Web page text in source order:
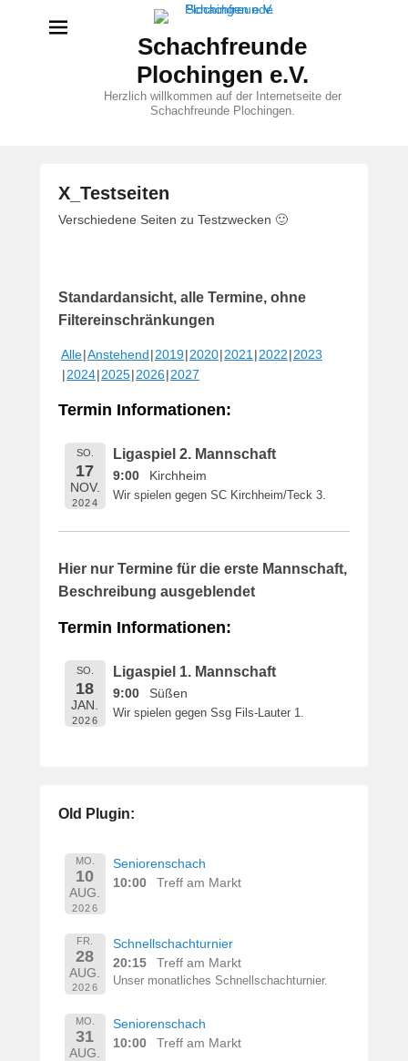
Schachfreunde
Plochingen e.V.
Herzlich willkommen auf der Internetseite der
Schachfreunde Plochingen.
X_Testseiten
V
f
f
n
6
M
a
e
Verschiedene Seiten zu Testzwecken 🙂
Standardansicht, alle Termine, ohne
Filtereinschränkungen
Alle Anstehend 2019 2020 2021 2022 2023
2024 2025 2026 2027
Termin Informationen:
SO.
17
NOV.
2024
Ligaspiel 2. Mannschaft
9:00 Kirchheim
Wir spielen gegen SC Kirchheim/Teck 3.
Hier nur Termine für die erste Mannschaft,
Beschreibung ausgeblendet
Termin Informationen:
SO.
18
JAN.
2026
Ligaspiel 1. Mannschaft
9:00 Süßen
Wir spielen gegen Ssg Fils-Lauter 1.
Old Plugin:
MO.
10
AUG.
2026
Seniorenschach
10:00
Treff am Markt
FR.
28
AUG.
2026
Schnellschachturnier
20:15
Treff am Markt
Unser monatliches Schnellschachturnier.
MO.
31
AUG.
Seniorenschach
10:00
Treff am Markt